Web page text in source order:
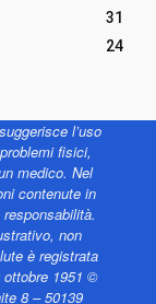
31
24
l’uso
fisici,
medico. Nel
contenute in
non
è registrata
ottobre 1951 ©
8 – 50139